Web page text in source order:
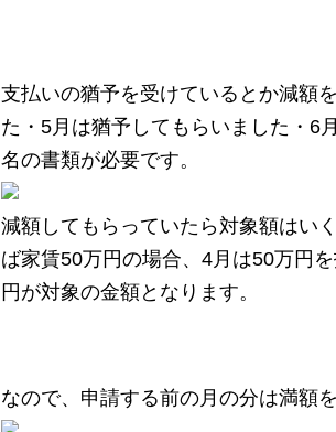
支払いの猶予を受けているとか減額
た・5月は猶予してもらいました・6
名の書類が必要です。
減額してもらっていたら対象額はい
ば家賃50万円の場合、4月は50万円
円が対象の金額となります。
なので、申請する前の月の分は満額